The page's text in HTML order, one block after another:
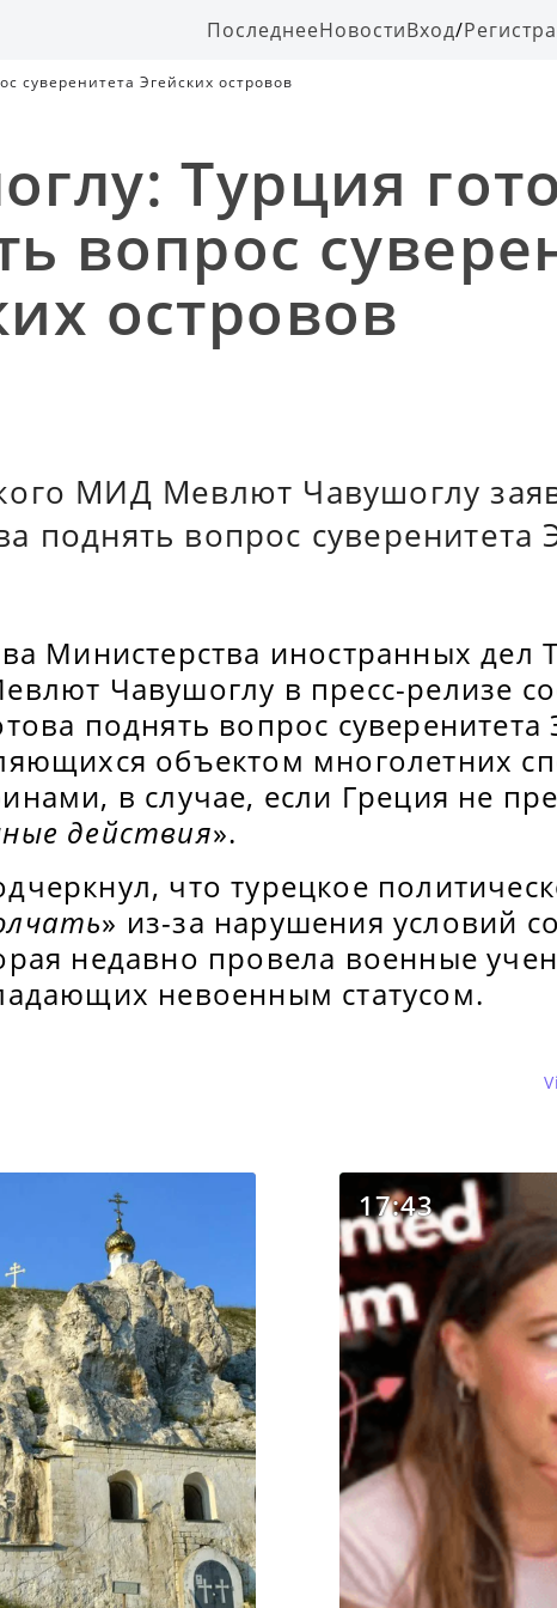
ПоследнееНовостиВход/
суверенитета Эгейских островов
Турция
вопрос
островов
МИД Мевлют Чавушоглу
поднять вопрос суверенитета
Министерства иностранных дел
Чавушоглу в пресс-релизе
поднять вопрос суверенитета
объектом многолетних
в случае, если Греция не
действия».
что турецкое
» из-за нарушения условий
недавно провела военные
невоенным статусом.
17:43